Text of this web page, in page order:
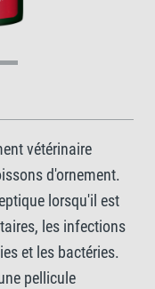
vétérinaire
d'ornement.
lorsqu'il est
les infections
et les bactéries.
pellicule